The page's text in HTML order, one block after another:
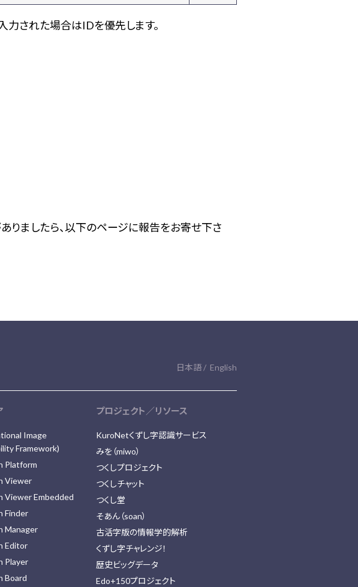
力された場合はIDを優先します。
りましたら、以下のページに報告をお寄せ下さ
日本語 English
Image
Framework)
Platform
Viewer
Viewer Embedded
Finder
Manager
Editor
Player
Board
プロジェクト／リソース
KuroNetくずし字認識サービス
みを（miwo）
つくしプロジェクト
つくしチャット
つくし堂
そあん（soan）
古活字版の情報学的解析
くずし字チャレンジ！
歴史ビッグデータ
Edo+150プロジェクト